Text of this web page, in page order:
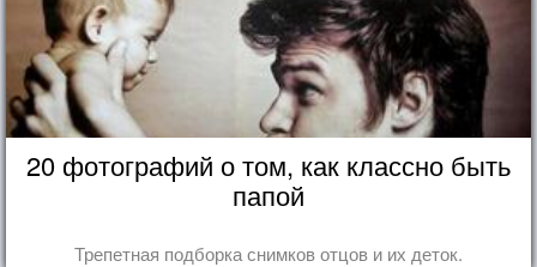
20 фотографий о том, как классно быть
папой
Трепетная подборка снимков отцов и их деток.